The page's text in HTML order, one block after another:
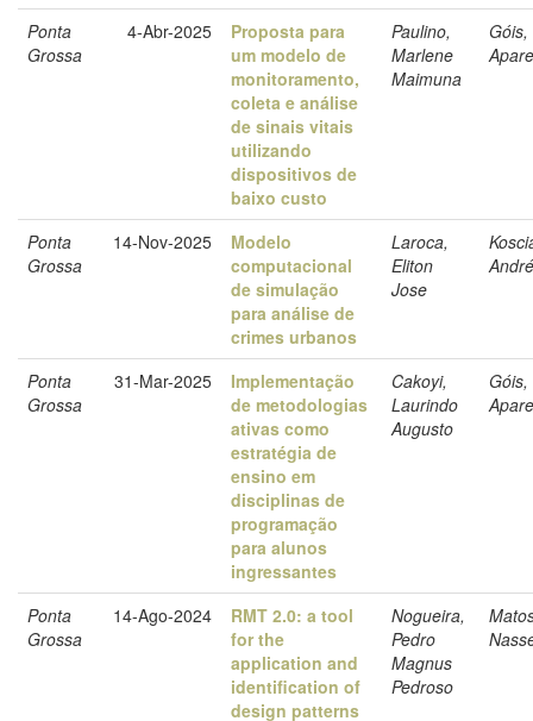
Ponta
Grossa
4-Abr-2025
Proposta para
um modelo de
monitoramento,
coleta e análise
de sinais vitais
utilizando
dispositivos de
baixo custo
Paulino,
Marlene
Maimuna
Ponta
Grossa
14-Nov-2025
Modelo
computacional
de simulação
para análise de
crimes urbanos
Laroca,
Eliton
Jose
André
Ponta
Grossa
31-Mar-2025
Implementação
de metodologias
ativas como
estratégia de
ensino em
disciplinas de
programação
para alunos
ingressantes
Cakoyi,
Laurindo
Augusto
Ponta
Grossa
14-Ago-2024
RMT 2.0: a tool
for the
application and
identification of
design patterns
Nogueira,
Pedro
Magnus
Pedroso